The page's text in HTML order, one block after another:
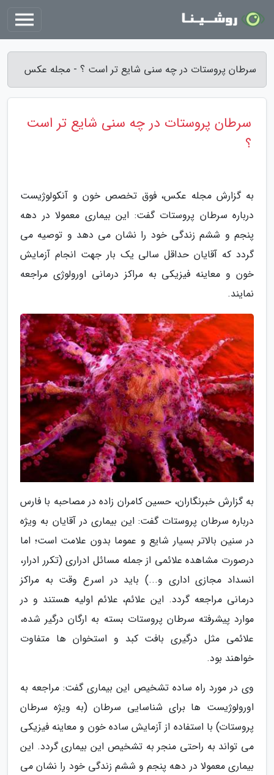
سرطان پروستات در چه سنی شایع تر است ؟ - مجله عکس
سرطان پروستات در چه سنی شایع تر است
؟
به گزارش مجله عکس، فوق تخصص خون و آنکولوژیست
درباره سرطان پروستات گفت: این بیماری معمولا در دهه
پنجم و ششم زندگی خود را نشان می دهد و توصیه می
گردد که آقایان حداقل سالی یک بار جهت انجام آزمایش
خون و معاینه فیزیکی به مراکز درمانی اورولوژی مراجعه
نمایند.
به گزارش خبرنگاران، حسین کامران زاده در مصاحبه با فارس
درباره سرطان پروستات گفت: این بیماری در آقایان به ویژه
در سنین بالاتر بسیار شایع و عموما بدون علامت است؛ اما
درصورت مشاهده علائمی از جمله مسائل ادراری (تکرر ادرار،
انسداد مجازی اداری و...) باید در اسرع وقت به مراکز
درمانی مراجعه گردد. این علائم، علائم اولیه هستند و در
موارد پیشرفته سرطان پروستات بسته به ارگان درگیر شده،
علائمی مثل درگیری بافت کبد و استخوان ها متفاوت
خواهند بود.
وی در مورد راه ساده تشخیص این بیماری گفت: مراجعه به
اورولوژیست ها برای شناسایی سرطان (به ویژه سرطان
پروستات) با استفاده از آزمایش ساده خون و معاینه فیزیکی
می تواند به راحتی منجر به تشخیص این بیماری گردد. این
بیماری معمولا در دهه پنجم و ششم زندگی خود را نشان می